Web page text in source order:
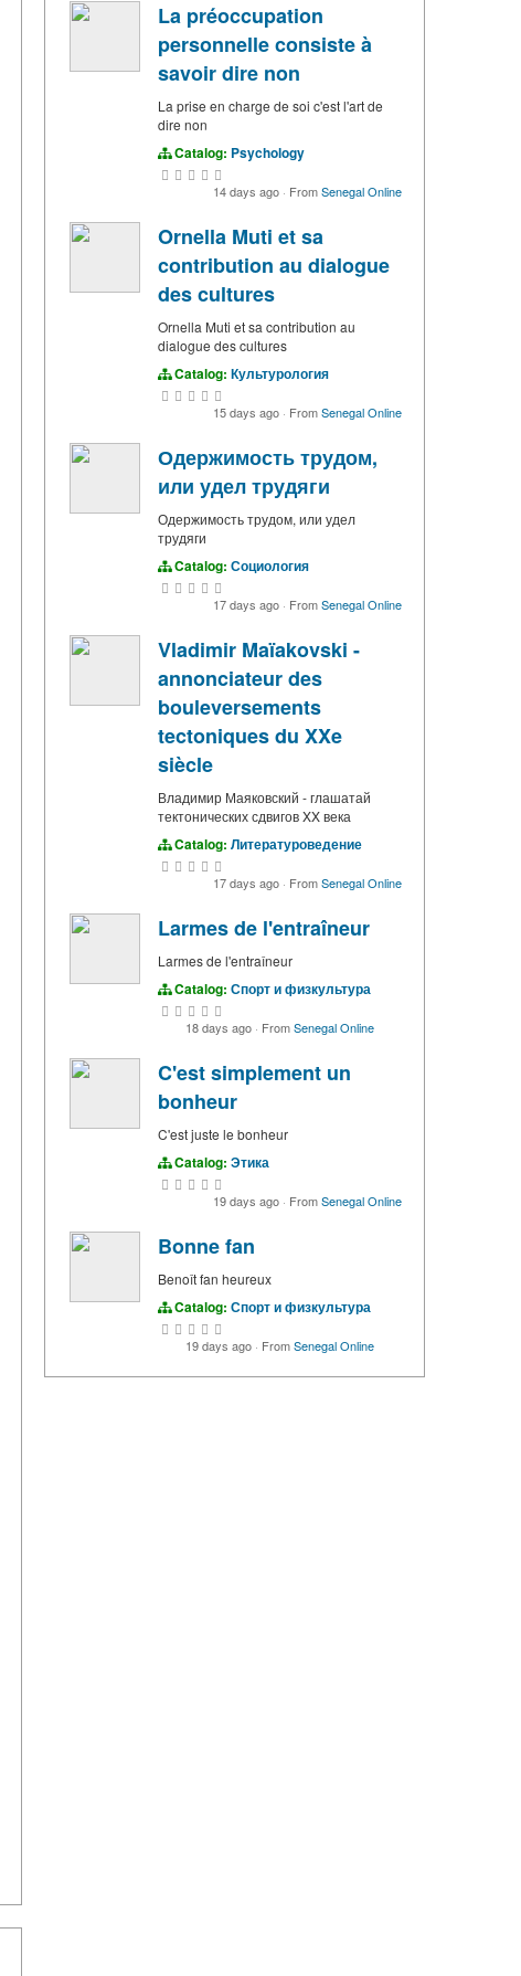
La préoccupation
personnelle consiste à
savoir dire non
La prise en charge de soi c'est l'art de
dire non
Catalog: Psychology
14 days ago · FromSenegal Online
Ornella Muti et sa
contribution au dialogue
des cultures
Ornella Muti et sa contribution au
dialogue des cultures
Catalog: Культурология
15 days ago · FromSenegal Online
Одержимость трудом,
или удел трудяги
Одержимость трудом, или удел
трудяги
Catalog: Социология
17 days ago · FromSenegal Online
Vladimir Maïakovski -
annonciateur des
bouleversements
tectoniques du XXe
siècle
Владимир Маяковский - глашатай
тектонических сдвигов XX века
Catalog: Литературоведение
17 days ago · FromSenegal Online
Larmes de l'entraîneur
Larmes de l'entraîneur
Catalog: Спорт и физкультура
18 days ago · FromSenegal Online
C'est simplement un
bonheur
C'est juste le bonheur
Catalog: Этика
19 days ago · FromSenegal Online
Bonne fan
Benoît fan heureux
Catalog: Спорт и физкультура
19 days ago · FromSenegal Online